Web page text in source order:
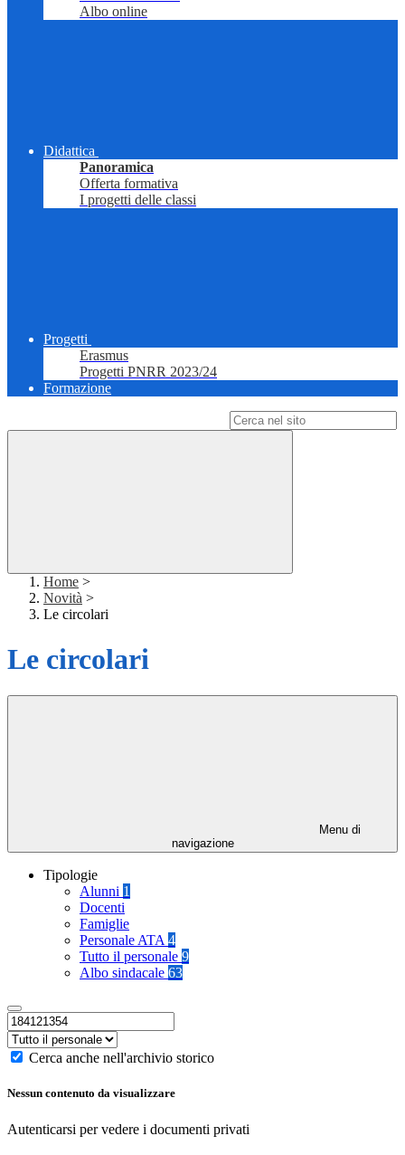
Albo online
Didattica
Panoramica
Offerta formativa
I progetti delle classi
Progetti
Erasmus
Progetti PNRR 2023/24
Formazione
Home >
Novità >
Le circolari
Le circolari
Menu di
navigazione
Tipologie
Alunni 1
Docenti
Famiglie
Personale ATA 4
Tutto il personale 9
Albo sindacale 63
Cerca anche nell'archivio storico
Nessun contenuto da visualizzare
Autenticarsi per vedere i documenti privati